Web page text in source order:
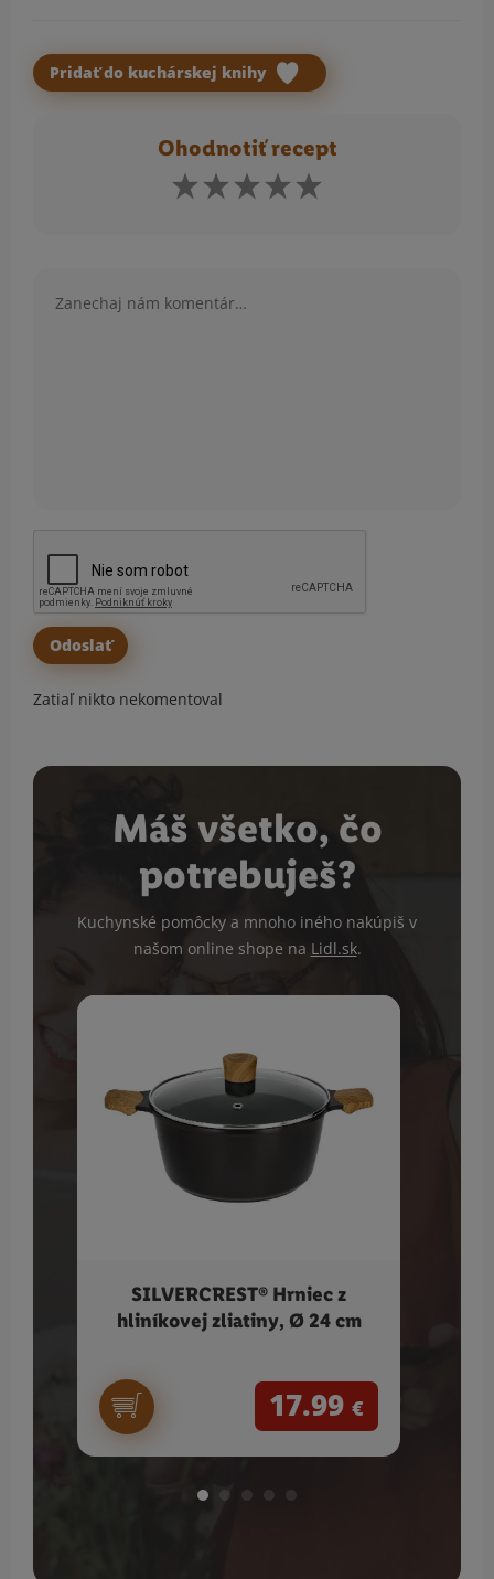
Pridať do kuchárskej knihy
Ohodnotiť recept
Zatiaľ nikto nekomentoval
Máš všetko, čo
potrebuješ?
Kuchynské pomôcky a mnoho iného nakúpiš v
našom online shope na Lidl.sk.
SILVERCREST® Hrniec z
hliníkovej zliatiny, Ø 24 cm
17.99 €